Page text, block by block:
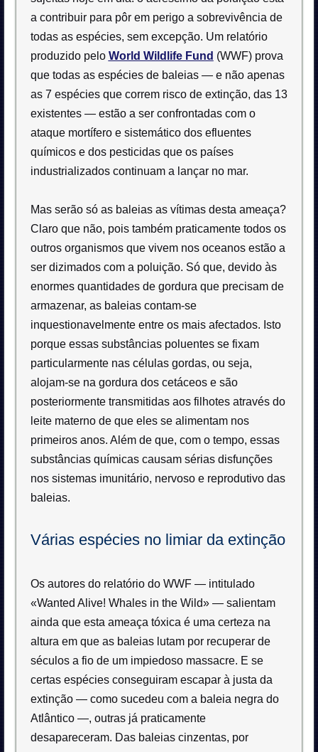
a contribuir para pôr em perigo a sobrevivência de
todas as espécies, sem excepção. Um relatório
produzido pelo World Wildlife Fund (WWF) prova
que todas as espécies de baleias — e não apenas
as 7 espécies que correm risco de extinção, das 13
existentes — estão a ser confrontadas com o
ataque mortífero e sistemático dos efluentes
químicos e dos pesticidas que os países
industrializados continuam a lançar no mar.
Mas serão só as baleias as vítimas desta ameaça?
Claro que não, pois também praticamente todos os
outros organismos que vivem nos oceanos estão a
ser dizimados com a poluição. Só que, devido às
enormes quantidades de gordura que precisam de
armazenar, as baleias contam-se
inquestionavelmente entre os mais afectados. Isto
porque essas substâncias poluentes se fixam
particularmente nas células gordas, ou seja,
alojam-se na gordura dos cetáceos e são
posteriormente transmitidas aos filhotes através do
leite materno de que eles se alimentam nos
primeiros anos. Além de que, com o tempo, essas
substâncias químicas causam sérias disfunções
nos sistemas imunitário, nervoso e reprodutivo das
baleias.
Várias espécies no limiar da extinção
Os autores do relatório do WWF — intitulado
«Wanted Alive! Whales in the Wild» — salientam
ainda que esta ameaça tóxica é uma certeza na
altura em que as baleias lutam por recuperar de
séculos a fio de um impiedoso massacre. E se
certas espécies conseguiram escapar à justa da
extinção — como sucedeu com a baleia negra do
Atlântico —, outras já praticamente
desapareceram. Das baleias cinzentas, por